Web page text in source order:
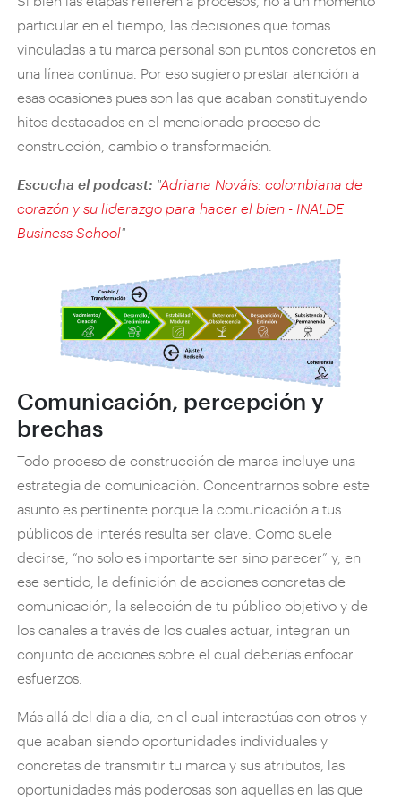
particular en el tiempo, las decisiones que tomas
vinculadas a tu marca personal son puntos concretos en
una línea continua. Por eso sugiero prestar atención a
esas ocasiones pues son las que acaban constituyendo
hitos destacados en el mencionado proceso de
construcción, cambio o transformación.
Escucha el podcast: "Adriana Nováis: colombiana de
corazón y su liderazgo para hacer el bien - INALDE
Business School"
Comunicación, percepción y
brechas
Todo proceso de construcción de marca incluye una
estrategia de comunicación. Concentrarnos sobre este
asunto es pertinente porque la comunicación a tus
públicos de interés resulta ser clave. Como suele
decirse, “no solo es importante ser sino parecer” y, en
ese sentido, la definición de acciones concretas de
comunicación, la selección de tu público objetivo y de
los canales a través de los cuales actuar, integran un
conjunto de acciones sobre el cual deberías enfocar
esfuerzos.
Más allá del día a día, en el cual interactúas con otros y
que acaban siendo oportunidades individuales y
concretas de transmitir tu marca y sus atributos, las
oportunidades más poderosas son aquellas en las que